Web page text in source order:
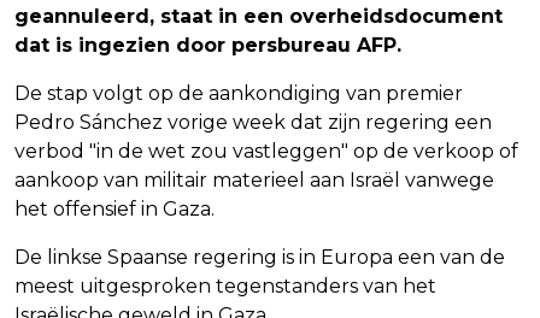
geannuleerd, staat in een overheidsdocument
dat is ingezien door persbureau AFP.
De stap volgt op de aankondiging van premier
Pedro Sánchez vorige week dat zijn regering een
verbod "in de wet zou vastleggen" op de verkoop of
aankoop van militair materieel aan Israël vanwege
het offensief in Gaza.
De linkse Spaanse regering is in Europa een van de
meest uitgesproken tegenstanders van het